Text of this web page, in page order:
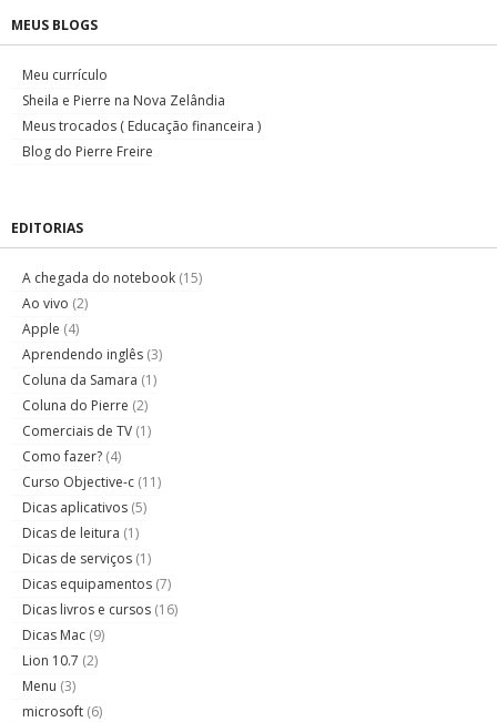
MEUS BLOGS
Meu currículo
Sheila e Pierre na Nova Zelândia
Meus trocados ( Educação financeira )
Blog do Pierre Freire
EDITORIAS
A chegada do notebook (15)
Ao vivo (2)
Apple (4)
Aprendendo inglês (3)
Coluna da Samara (1)
Coluna do Pierre (2)
Comerciais de TV (1)
Como fazer? (4)
Curso Objective-c (11)
Dicas aplicativos (5)
Dicas de leitura (1)
Dicas de serviços (1)
Dicas equipamentos (7)
Dicas livros e cursos (16)
Dicas Mac (9)
Lion 10.7 (2)
Menu (3)
microsoft (6)